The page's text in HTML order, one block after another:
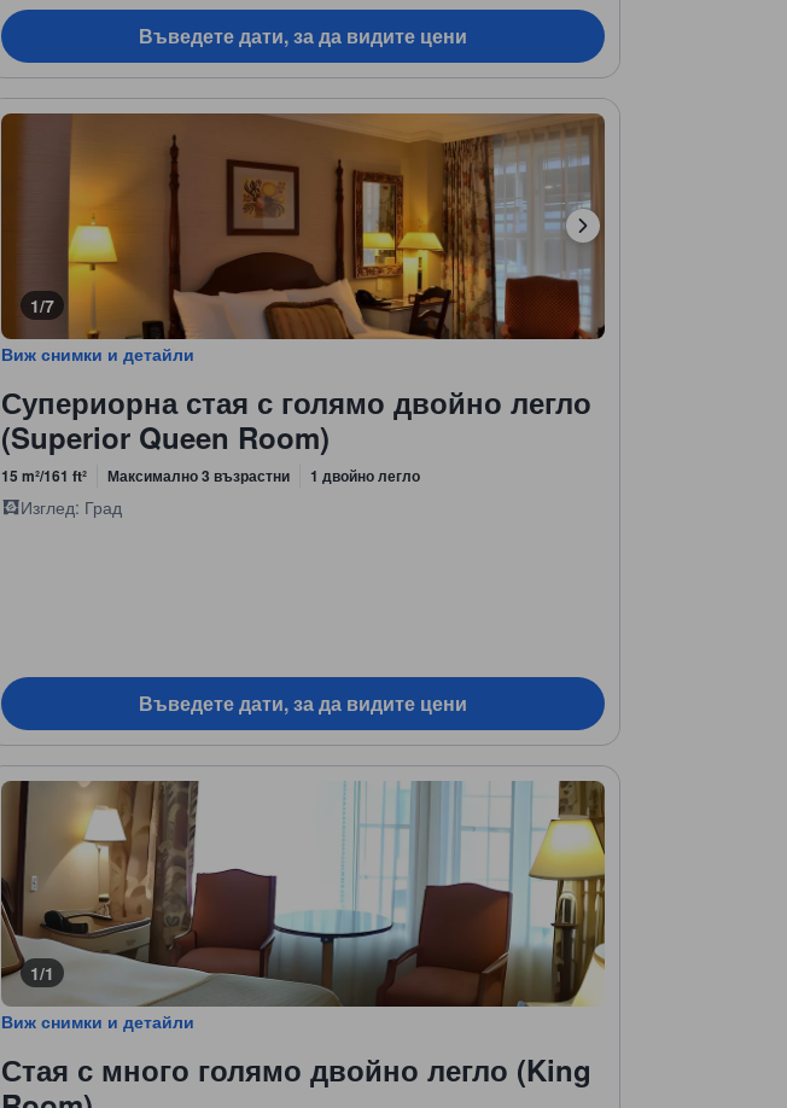
Въведете дати, за да видите цени
1/7
Виж снимки и детайли
Супериорна стая с голямо двойно легло
(Superior Queen Room)
15 m²/161 ft² Максимално 3 възрастни 1 двойно легло
Изглед: Град
Въведете дати, за да видите цени
1/1
Виж снимки и детайли
Стая с много голямо двойно легло (King